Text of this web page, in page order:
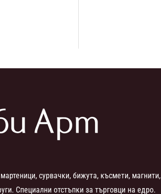
сурвачки, бижута, късмети, магнити,
Специални отстъпки за търговци на едро.